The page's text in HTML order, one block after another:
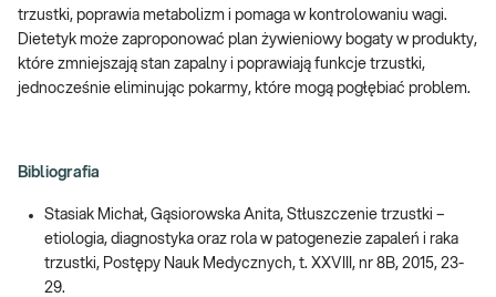
trzustki, poprawia metabolizm i pomaga w kontrolowaniu wagi.
Dietetyk może zaproponować plan żywieniowy bogaty w produkty,
które zmniejszają stan zapalny i poprawiają funkcje trzustki,
jednocześnie eliminując pokarmy, które mogą pogłębiać problem.
Bibliografia
Stasiak Michał, Gąsiorowska Anita, Stłuszczenie trzustki –
etiologia, diagnostyka oraz rola w patogenezie zapaleń i raka
trzustki, Postępy Nauk Medycznych, t. XXVIII, nr 8B, 2015, 23-
29.